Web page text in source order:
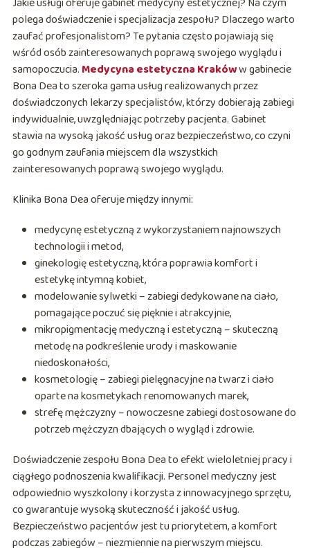
polega doświadczenie i specjalizacja zespołu? Dlaczego warto
zaufać profesjonalistom? Te pytania często pojawiają się
wśród osób zainteresowanych poprawą swojego wyglądu i
samopoczucia. Medycyna estetyczna Krakóww gabinecie
Bona Dea to szeroka gama usług realizowanych przez
doświadczonych lekarzy specjalistów, którzy dobierają zabiegi
indywidualnie, uwzględniając potrzeby pacjenta. Gabinet
stawia na wysoką jakość usług oraz bezpieczeństwo, co czyni
go godnym zaufania miejscem dla wszystkich
zainteresowanych poprawą swojego wyglądu.
Klinika Bona Dea oferuje między innymi:
medycynę estetyczną z wykorzystaniem najnowszych
technologii i metod,
ginekologię estetyczną, która poprawia komfort i
estetykę intymną kobiet,
modelowanie sylwetki – zabiegi dedykowane na ciało,
pomagające poczuć się pięknie i atrakcyjnie,
mikropigmentację medyczną i estetyczną – skuteczną
metodę na podkreślenie urody i maskowanie
niedoskonałości,
kosmetologię – zabiegi pielęgnacyjne na twarz i ciało
oparte na kosmetykach renomowanych marek,
strefę mężczyzny – nowoczesne zabiegi dostosowane do
potrzeb mężczyzn dbających o wygląd i zdrowie.
Doświadczenie zespołu Bona Dea to efekt wieloletniej pracy i
ciągłego podnoszenia kwalifikacji. Personel medyczny jest
odpowiednio wyszkolony i korzysta z innowacyjnego sprzętu,
co gwarantuje wysoką skuteczność i jakość usług.
Bezpieczeństwo pacjentów jest tu priorytetem, a komfort
podczas zabiegów – niezmiennie na pierwszym miejscu.